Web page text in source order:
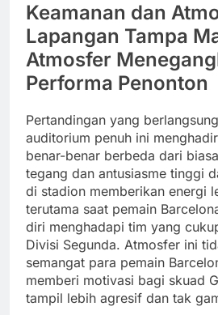
Keamanan dan
Lapangan Tampa
Atmosfer
Performa Penonton
Pertandingan yang
auditorium penuh ini
benar-benar berbeda dari
tegang dan antusiasme tinggi
di stadion memberikan energi
terutama saat pemain
diri menghadapi tim yang
Divisi Segunda. Atmosfer ini
semangat para pemain
memberi motivasi bagi skuad
tampil lebih agresif dan tak